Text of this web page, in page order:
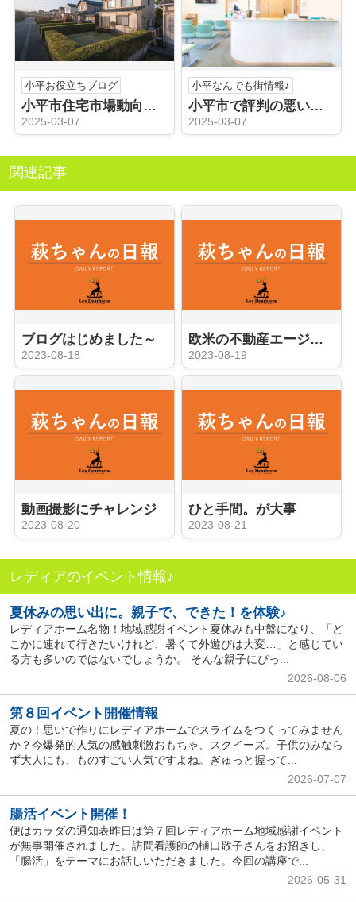
小平お役立ちブログ
小平市住宅市場動向を知っていますか？一戸建て売却のステップをご紹介
2025-03-07
小平なんでも街情報♪
小平市で評判の悪い病院を探している？クチコミの活用法を解説
2025-03-07
関連記事
ブログはじめました～
2023-08-18
欧米の不動産エージェントのように
2023-08-19
動画撮影にチャレンジ
2023-08-20
ひと手間。が大事
2023-08-21
レディアのイベント情報♪
夏休みの思い出に。親子で、できた！を体験♪
レディアホーム名物！地域感謝イベント夏休みも中盤になり、「ど
こかに連れて行きたいけれど、暑くて外遊びは大変…」と感じてい
る方も多いのではないでしょうか。 そんな親子にぴっ...
2026-08-06
第８回イベント開催情報
夏の！思いで作りにレディアホームでスライムをつくってみません
か？今爆発的人気の感触刺激おもちゃ、スクイーズ。子供のみなら
ず大人にも、ものすごい人気ですよね。ぎゅっと握って...
2026-07-07
腸活イベント開催！
便はカラダの通知表昨日は第７回レディアホーム地域感謝イベント
が無事開催されました。訪問看護師の樋口敬子さんをお招きし、
「腸活」をテーマにお話しいただきました。今回の講座で...
2026-05-31